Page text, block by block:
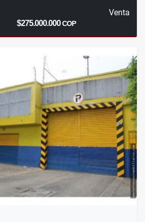
Venta
$275.000.000COP